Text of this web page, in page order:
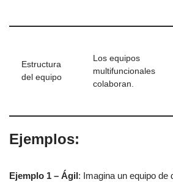
Estructura
del equipo
Los equipos
multifuncionales
colaboran.
Ejemplos:
Ejemplo 1 – Ágil: Imagina un equipo de